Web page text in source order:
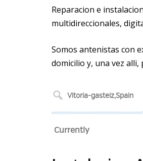
Reparacion e
multidireccionales,
Somos antenistas con
domicilio y, una vez
Currently